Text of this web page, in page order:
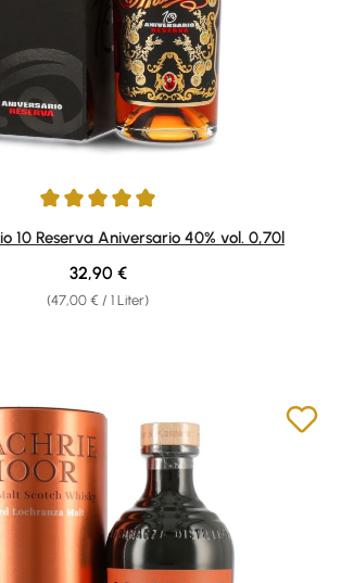
Bewertung von 4.9 von 5 Sternen
10 Reserva Aniversario 40% vol. 0,70l
(47,00 € / 1 Liter)
Regulärer Preis:
32,90 €